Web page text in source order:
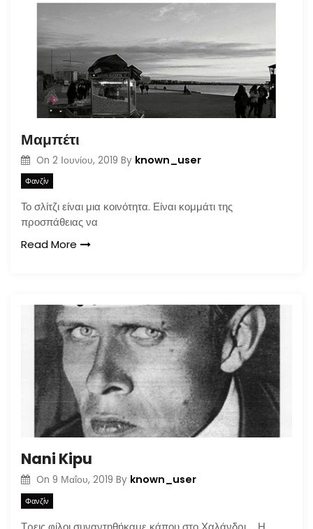
Μαμπέτι
On 2 Ιουνίου, 2019 By known_user
Φανζίν
Το σλίτζι είναι μια κοινότητα. Είναι κομμάτι της
προσπάθειας να
Read More
Nani Kipu
On 9 Μαΐου, 2019 By known_user
Φανζίν